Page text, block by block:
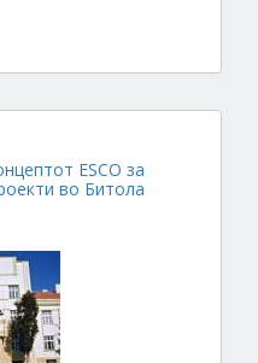
ESCO за
во Битола